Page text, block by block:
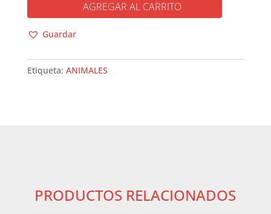
VIDA
ANIMAL
cantidad
AGREGAR AL CARRITO
Guardar
Etiqueta: ANIMALES
PRODUCTOS RELACIONADOS